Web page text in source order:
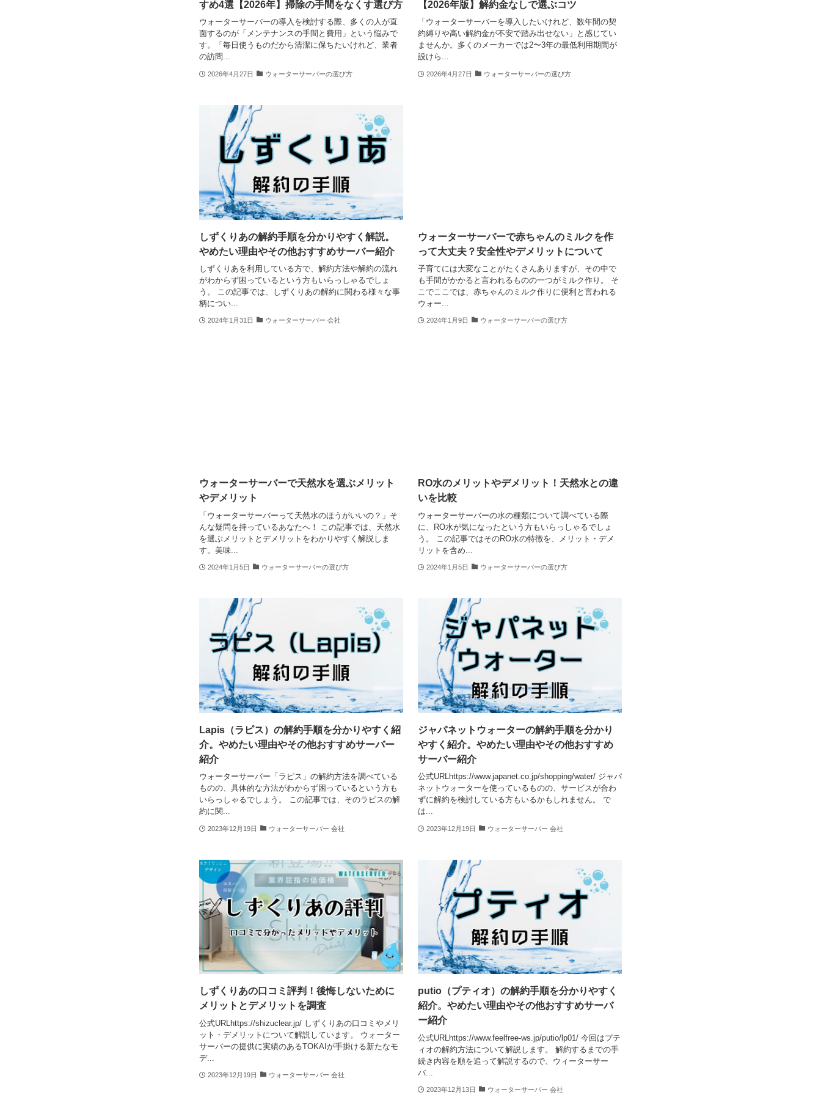
すめ4選【2026年】掃除の手間をなくす選び方
ウォーターサーバーの導入を検討する際、多くの人が直
面するのが「メンテナンスの手間と費用」という悩みで
す。「毎日使うものだから清潔に保ちたいけれど、業者
の訪問...
2026年4月27日 ウォーターサーバーの選び方
【2026年版】解約金なしで選ぶコツ
「ウォーターサーバーを導入したいけれど、数年間の契
約縛りや高い解約金が不安で踏み出せない」と感じてい
ませんか。多くのメーカーでは2〜3年の最低利用期間が
設けら...
2026年4月27日 ウォーターサーバーの選び方
しずくりあの解約手順を分かりやすく解説。
やめたい理由やその他おすすめサーバー紹介
しずくりあを利用している方で、解約方法や解約の流れ
がわからず困っているという方もいらっしゃるでしょ
う。 この記事では、しずくりあの解約に関わる様々な事
柄につい...
2024年1月31日 ウォーターサーバー 会社
ウォーターサーバーで赤ちゃんのミルクを作
って大丈夫？安全性やデメリットについて
子育てには大変なことがたくさんありますが、その中で
も手間がかかると言われるものの一つがミルク作り。 そ
こでここでは、赤ちゃんのミルク作りに便利と言われる
ウォー...
2024年1月9日 ウォーターサーバーの選び方
ウォーターサーバーで天然水を選ぶメリット
やデメリット
「ウォーターサーバーって天然水のほうがいいの？」そ
んな疑問を持っているあなたへ！ この記事では、天然水
を選ぶメリットとデメリットをわかりやすく解説しま
す。美味...
2024年1月5日 ウォーターサーバーの選び方
RO水のメリットやデメリット！天然水との違
いを比較
ウォーターサーバーの水の種類について調べている際
に、RO水が気になったという方もいらっしゃるでしょ
う。 この記事ではそのRO水の特徴を、メリット・デメ
リットを含め...
2024年1月5日 ウォーターサーバーの選び方
Lapis（ラピス）の解約手順を分かりやすく紹
介。やめたい理由やその他おすすめサーバー
紹介
ウォーターサーバー「ラピス」の解約方法を調べている
ものの、具体的な方法がわからず困っているという方も
いらっしゃるでしょう。 この記事では、そのラピスの解
約に関...
2023年12月19日 ウォーターサーバー 会社
ジャパネットウォーターの解約手順を分かり
やすく紹介。やめたい理由やその他おすすめ
サーバー紹介
公式URLhttps://www.japanet.co.jp/shopping/water/ ジャパ
ネットウォーターを使っているものの、サービスが合わ
ずに解約を検討している方もいるかもしれません。 で
は...
2023年12月19日 ウォーターサーバー 会社
しずくりあの口コミ評判！後悔しないために
メリットとデメリットを調査
公式URLhttps://shizuclear.jp/ しずくりあの口コミやメリ
ット・デメリットについて解説しています。 ウォーター
サーバーの提供に実績のあるTOKAIが手掛ける新たなモ
デ...
2023年12月19日 ウォーターサーバー 会社
putio（プティオ）の解約手順を分かりやすく
紹介。やめたい理由やその他おすすめサーバ
ー紹介
公式URLhttps://www.feelfree-ws.jp/putio/lp01/ 今回はプテ
ィオの解約方法について解説します。 解約するまでの手
続き内容を順を追って解説するので、ウィーターサー
バ...
2023年12月13日 ウォーターサーバー 会社